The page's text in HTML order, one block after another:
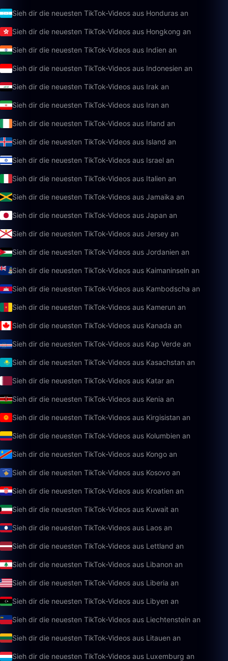
Sieh dir die neuesten TikTok-Videos aus Honduras an
Sieh dir die neuesten TikTok-Videos aus Hongkong an
Sieh dir die neuesten TikTok-Videos aus Indien an
Sieh dir die neuesten TikTok-Videos aus Indonesien an
Sieh dir die neuesten TikTok-Videos aus Irak an
Sieh dir die neuesten TikTok-Videos aus Iran an
Sieh dir die neuesten TikTok-Videos aus Irland an
Sieh dir die neuesten TikTok-Videos aus Island an
Sieh dir die neuesten TikTok-Videos aus Israel an
Sieh dir die neuesten TikTok-Videos aus Italien an
Sieh dir die neuesten TikTok-Videos aus Jamaika an
Sieh dir die neuesten TikTok-Videos aus Japan an
Sieh dir die neuesten TikTok-Videos aus Jersey an
Sieh dir die neuesten TikTok-Videos aus Jordanien an
Sieh dir die neuesten TikTok-Videos aus Kaimaninseln an
Sieh dir die neuesten TikTok-Videos aus Kambodscha an
Sieh dir die neuesten TikTok-Videos aus Kamerun an
Sieh dir die neuesten TikTok-Videos aus Kanada an
Sieh dir die neuesten TikTok-Videos aus Kap Verde an
Sieh dir die neuesten TikTok-Videos aus Kasachstan an
Sieh dir die neuesten TikTok-Videos aus Katar an
Sieh dir die neuesten TikTok-Videos aus Kenia an
Sieh dir die neuesten TikTok-Videos aus Kirgisistan an
Sieh dir die neuesten TikTok-Videos aus Kolumbien an
Sieh dir die neuesten TikTok-Videos aus Kongo an
Sieh dir die neuesten TikTok-Videos aus Kosovo an
Sieh dir die neuesten TikTok-Videos aus Kroatien an
Sieh dir die neuesten TikTok-Videos aus Kuwait an
Sieh dir die neuesten TikTok-Videos aus Laos an
Sieh dir die neuesten TikTok-Videos aus Lettland an
Sieh dir die neuesten TikTok-Videos aus Libanon an
Sieh dir die neuesten TikTok-Videos aus Liberia an
Sieh dir die neuesten TikTok-Videos aus Libyen an
Sieh dir die neuesten TikTok-Videos aus Liechtenstein an
Sieh dir die neuesten TikTok-Videos aus Litauen an
Sieh dir die neuesten TikTok-Videos aus Luxemburg an